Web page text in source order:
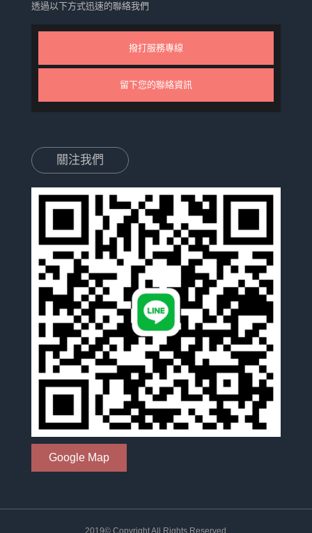
透過以下方式迅速的聯絡我們
撥打服務專線
留下您的聯絡資訊
關注我們
Google Map